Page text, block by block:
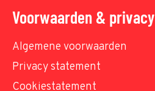
Voorwaarden & privacy
Algemene voorwaarden
Privacy statement
Cookiestatement